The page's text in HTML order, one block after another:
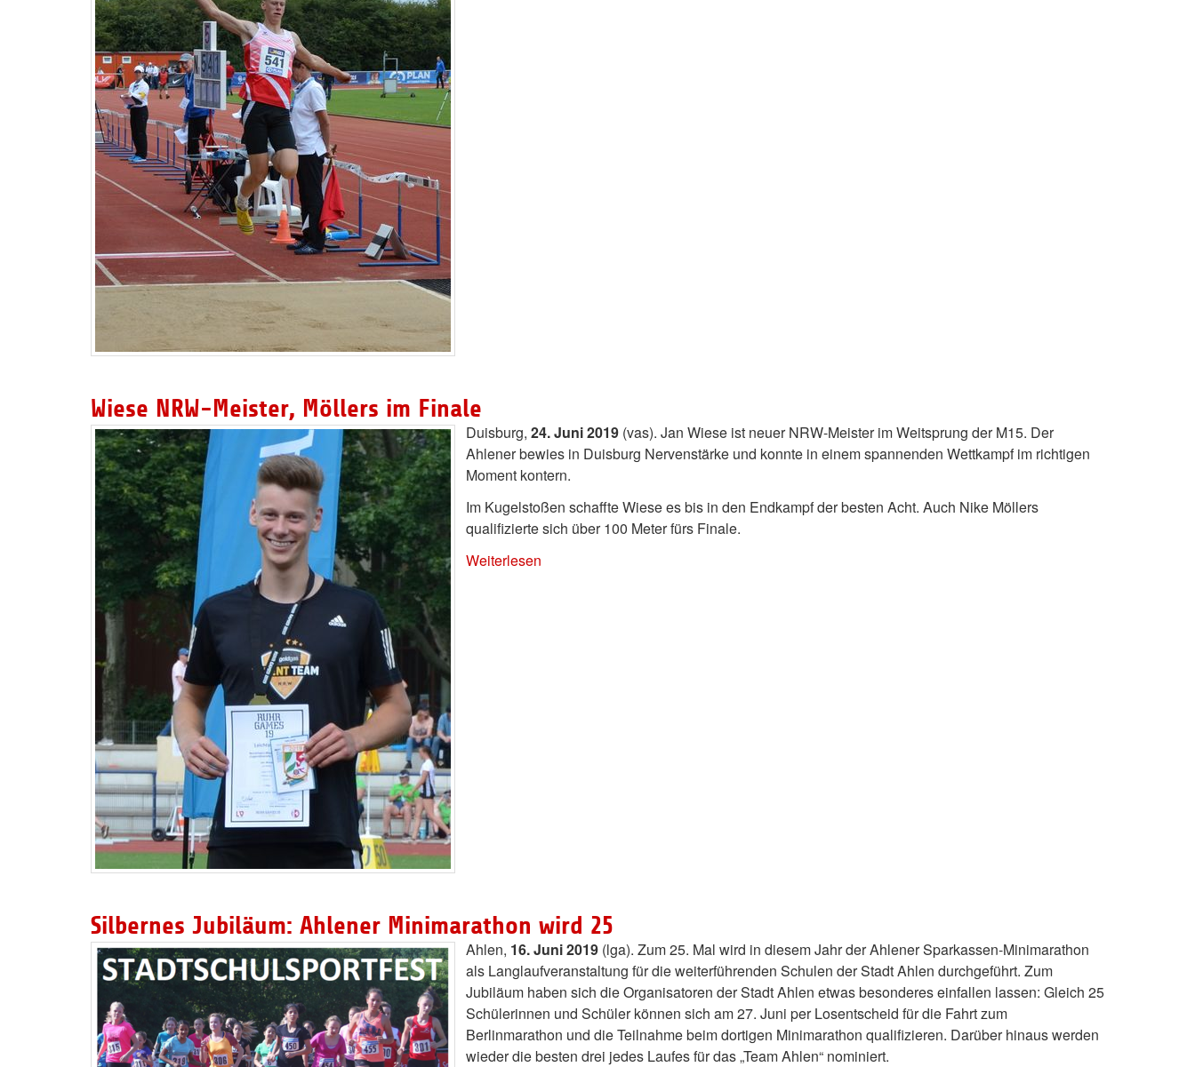
Wiese NRW-Meister, Möllers im Finale
Duisburg, 24. Juni 2019 (vas). Jan Wiese ist neuer NRW-Meister im Weitsprung der M15. Der
Ahlener bewies in Duisburg Nervenstärke und konnte in einem spannenden Wettkampf im richtigen
Moment kontern.
Im Kugelstoßen schaffte Wiese es bis in den Endkampf der besten Acht. Auch Nike Möllers
qualifizierte sich über 100 Meter fürs Finale.
Weiterlesen
Silbernes Jubiläum: Ahlener Minimarathon wird 25
Ahlen, 16. Juni 2019 (lga). Zum 25. Mal wird in diesem Jahr der Ahlener Sparkassen-Minimarathon
als Langlaufveranstaltung für die weiterführenden Schulen der Stadt Ahlen durchgeführt. Zum
Jubiläum haben sich die Organisatoren der Stadt Ahlen etwas besonderes einfallen lassen: Gleich 25
Schülerinnen und Schüler können sich am 27. Juni per Losentscheid für die Fahrt zum
Berlinmarathon und die Teilnahme beim dortigen Minimarathon qualifizieren. Darüber hinaus werden
wieder die besten drei jedes Laufes für das „Team Ahlen“ nominiert.